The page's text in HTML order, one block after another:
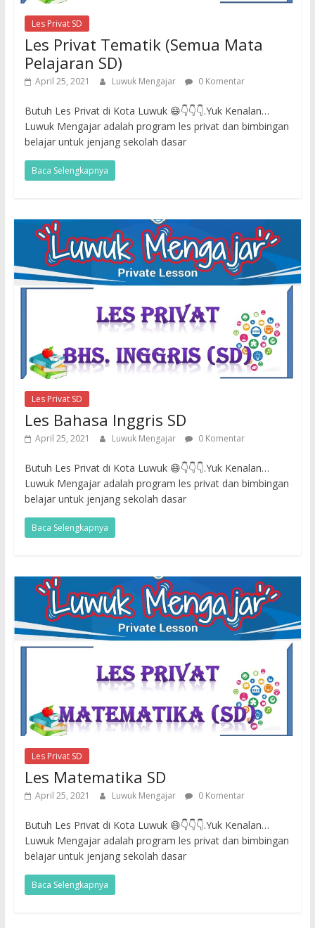
Les Privat SD
Les Privat Tematik (Semua Mata
Pelajaran SD)
April 25, 2021 Luwuk Mengajar 0 Komentar
Butuh Les Privat di Kota Luwuk 😄👇👇👇.Yuk Kenalan…
Luwuk Mengajar adalah program les privat dan bimbingan
belajar untuk jenjang sekolah dasar
Baca Selengkapnya
Les Privat SD
Les Bahasa Inggris SD
April 25, 2021 Luwuk Mengajar 0 Komentar
Butuh Les Privat di Kota Luwuk 😄👇👇👇.Yuk Kenalan…
Luwuk Mengajar adalah program les privat dan bimbingan
belajar untuk jenjang sekolah dasar
Baca Selengkapnya
Les Privat SD
Les Matematika SD
April 25, 2021 Luwuk Mengajar 0 Komentar
Butuh Les Privat di Kota Luwuk 😄👇👇👇.Yuk Kenalan…
Luwuk Mengajar adalah program les privat dan bimbingan
belajar untuk jenjang sekolah dasar
Baca Selengkapnya